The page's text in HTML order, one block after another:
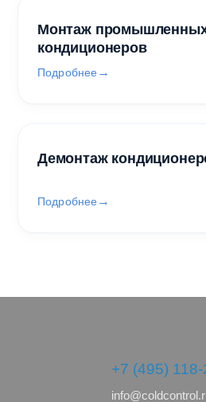
Монтаж
кондиционеров
Подробнее
Демонтаж
Подробнее
+7 (495)